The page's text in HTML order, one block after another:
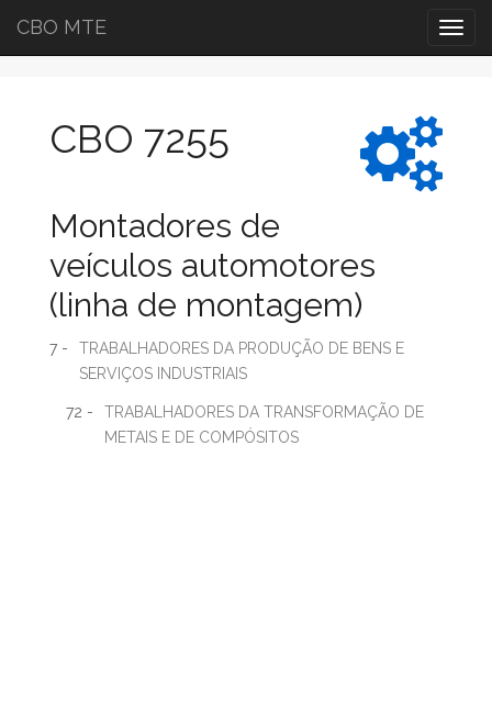
CBO MTE
CBO 7255
Montadores de
veículos automotores
(linha de montagem)
7 -
TRABALHADORES DA PRODUÇÃO DE BENS E
SERVIÇOS INDUSTRIAIS
72 -
TRABALHADORES DA TRANSFORMAÇÃO DE
METAIS E DE COMPÓSITOS